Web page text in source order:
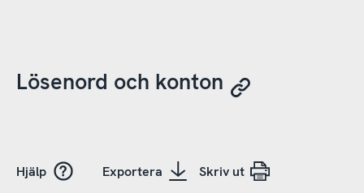
Lösenord och konton
Hjälp Exportera Skriv ut